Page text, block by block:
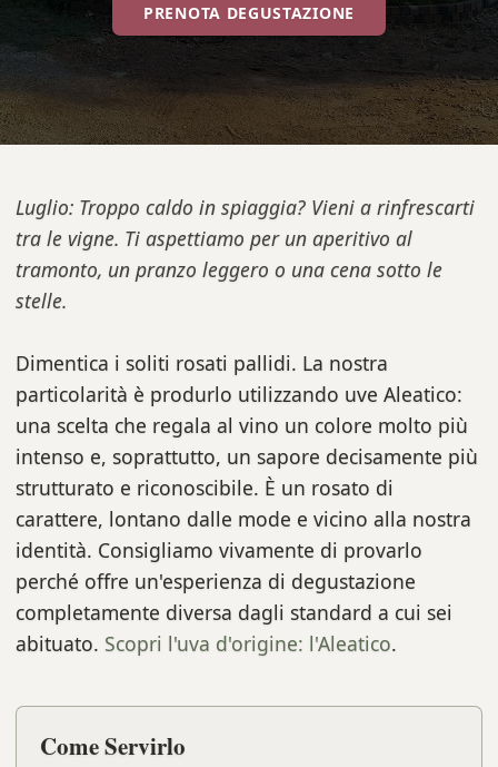
PRENOTA DEGUSTAZIONE
Luglio: Troppo caldo in spiaggia? Vieni a rinfrescarti
tra le vigne. Ti aspettiamo per un aperitivo al
tramonto, un pranzo leggero o una cena sotto le
stelle.
Dimentica i soliti rosati pallidi. La nostra
particolarità è produrlo utilizzando uve Aleatico:
una scelta che regala al vino un colore molto più
intenso e, soprattutto, un sapore decisamente più
strutturato e riconoscibile. È un rosato di
carattere, lontano dalle mode e vicino alla nostra
identità. Consigliamo vivamente di provarlo
perché offre un'esperienza di degustazione
completamente diversa dagli standard a cui sei
abituato. Scopri l'uva d'origine: l'Aleatico.
Come Servirlo